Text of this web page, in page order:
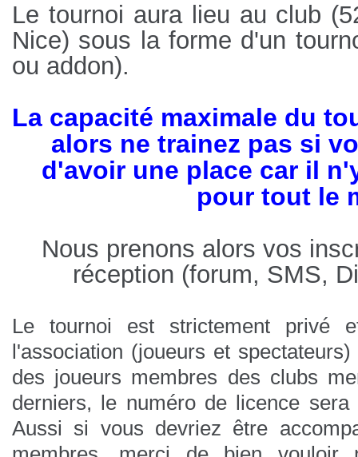
Le tournoi aura lieu au club (
Nice) sous la forme d'un
ou addon).
La capacité maximale du
alors ne trainez pas si
d'avoir une place car il
pour tout le
Nous prenons alors vos
réception (forum, SMS,
Le tournoi est strictement privé
l'association (joueurs et
des joueurs membres des clubs
derniers, le numéro de licence
Aussi si vous devriez être